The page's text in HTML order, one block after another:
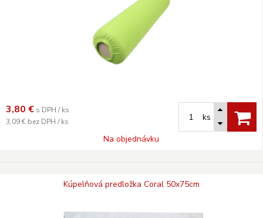
3,80 € s DPH / ks
3,09 € bez DPH / ks
ks
Na objednávku
Kúpelňová predložka Coral 50x75cm